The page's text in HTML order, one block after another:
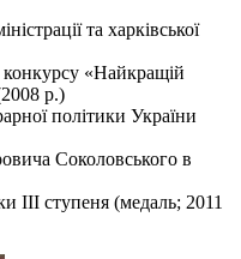
та харківської
«Найкращій
р.)
політики України
Соколовського в
ІІІ ступеня (медаль; 2011